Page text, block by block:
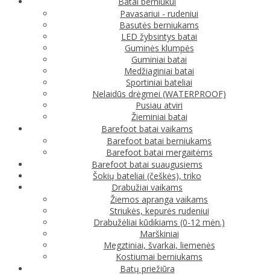
Pavasariui - rudeniui
Basutės berniukams
LED žybsintys batai
Guminės klumpės
Guminiai batai
Medžiaginiai batai
Sportiniai bateliai
Nelaidūs drėgmei (WATERPROOF)
Pusiau atviri
Žieminiai batai
Barefoot batai vaikams
Barefoot batai berniukams
Barefoot batai mergaitėms
Barefoot batai suaugusiems
Šokių bateliai (češkės), triko
Drabužiai vaikams
Žiemos apranga vaikams
Striukės, kepurės rudeniui
Drabužėliai kūdikiams (0-12 mėn.)
Marškiniai
Megztiniai, švarkai, liemenės
Kostiumai berniukams
Batų priežiūra